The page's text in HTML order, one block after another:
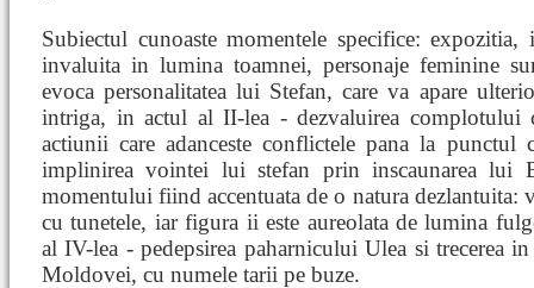
Subiectul cunoaste momentele specifice:
invaluita in lumina toamnei, personaje feminine
evoca personalitatea lui Stefan, care va apare
intriga, in actul al II-lea - dezvaluirea complotului
actiunii care adanceste conflictele pana la
implinirea vointei lui stefan prin inscaunarea lui
momentului fiind accentuata de o natura dezlantuita:
cu tunetele, iar figura ii este aureolata de lumina
al IV-lea - pedepsirea paharnicului Ulea si trecerea
Moldovei, cu numele tarii pe buze.